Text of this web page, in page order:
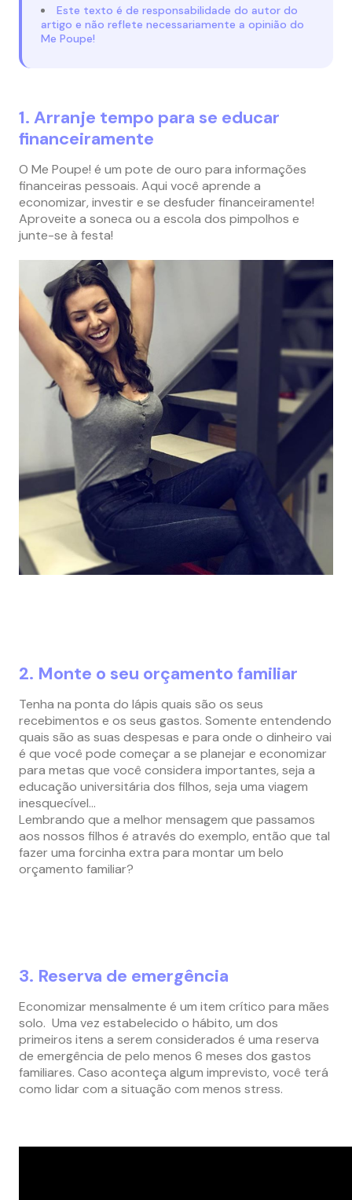
Este texto é de responsabilidade do autor do
artigo e não reflete necessariamente a opinião do
Me Poupe!
1. Arranje tempo para se educar
financeiramente
O Me Poupe! é um pote de ouro para informações
financeiras pessoais. Aqui você aprende a
economizar, investir e se desfuder financeiramente!
Aproveite a soneca ou a escola dos pimpolhos e
junte-se à festa!
2. Monte o seu orçamento familiar
Tenha na ponta do lápis quais são os seus
recebimentos e os seus gastos. Somente entendendo
quais são as suas despesas e para onde o dinheiro vai
é que você pode começar a se planejar e economizar
para metas que você considera importantes, seja a
educação universitária dos filhos, seja uma viagem
inesquecível…
Lembrando que a melhor mensagem que passamos
aos nossos filhos é através do exemplo, então que tal
fazer uma forcinha extra para montar um belo
orçamento familiar?
3. Reserva de emergência
Economizar mensalmente é um item crítico para mães
solo. Uma vez estabelecido o hábito, um dos
primeiros itens a serem considerados é uma reserva
de emergência de pelo menos 6 meses dos gastos
familiares. Caso aconteça algum imprevisto, você terá
como lidar com a situação com menos stress.